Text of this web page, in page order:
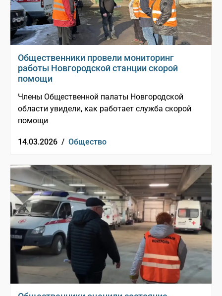
Общественники провели мониторинг
работы Новгородской станции скорой
помощи
Члены Общественной палаты Новгородской
области увидели, как работает служба скорой
помощи
14.03.2026 / Общество